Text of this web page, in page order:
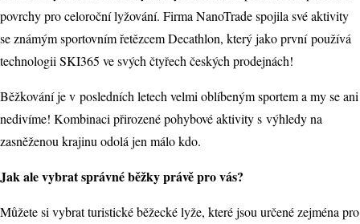
povrchy pro celoroční lyžování. Firma NanoTrade spojila své aktivity
se známým sportovním řetězcem Decathlon, který jako první používá
technologii SKI365 ve svých čtyřech českých prodejnách!
Běžkování je v posledních letech velmi oblíbeným sportem a my se ani
nedivíme! Kombinaci přirozené pohybové aktivity s výhledy na
zasněženou krajinu odolá jen málo kdo.
Jak ale vybrat správné běžky právě pro vás?
Můžete si vybrat turistické běžecké lyže, které jsou určené zejména pro